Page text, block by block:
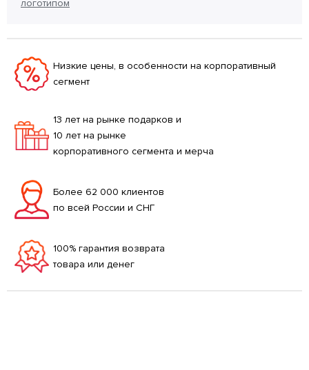
логотипом
Низкие цены, в особенности на корпоративный
сегмент
13 лет на рынке подарков и
10 лет на рынке
корпоративного сегмента и мерча
Более 62 000 клиентов
по всей России и СНГ
100% гарантия возврата
товара или денег